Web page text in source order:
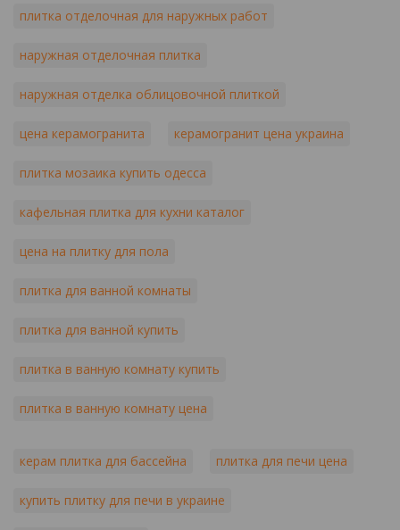
плитка отделочная для наружных работ
наружная отделочная плитка
наружная отделка облицовочной плиткой
цена керамогранита керамогранит цена украина
плитка мозаика купить одесса
кафельная плитка для кухни каталог
цена на плитку для пола
плитка для ванной комнаты
плитка для ванной купить
плитка в ванную комнату купить
плитка в ванную комнату цена
керам плитка для бассейна плитка для печи цена
купить плитку для печи в украине